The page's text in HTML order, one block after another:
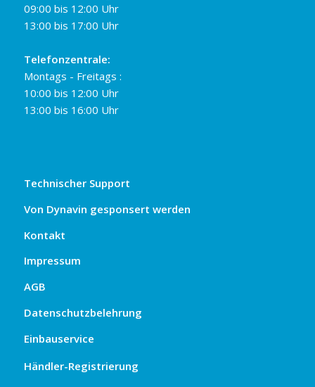
09:00 bis 12:00 Uhr
13:00 bis 17:00 Uhr
Telefonzentrale:
Montags - Freitags :
10:00 bis 12:00 Uhr
13:00 bis 16:00 Uhr
Technischer Support
Von Dynavin gesponsert werden
Kontakt
Impressum
AGB
Datenschutzbelehrung
Einbauservice
Händler-Registrierung